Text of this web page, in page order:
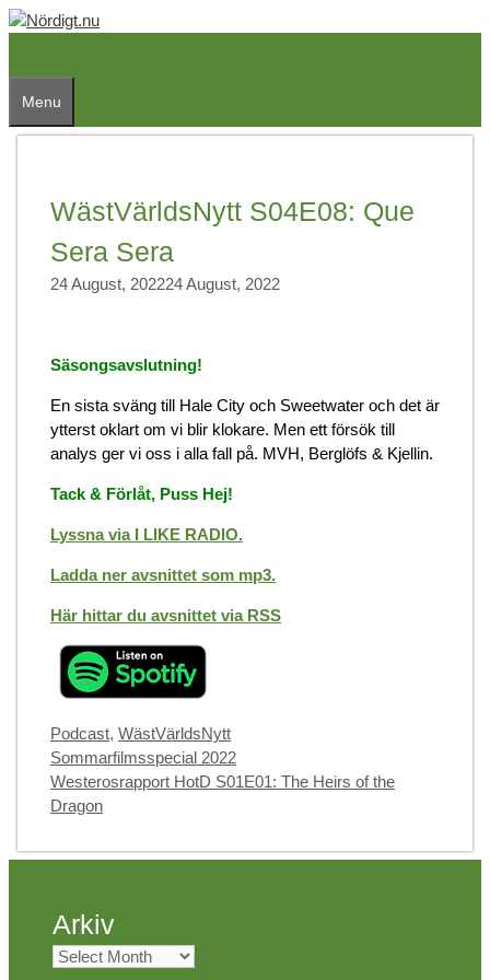
Skip
Menu
WästVärldsNytt S04E08: Que
Sera Sera
24 August, 202224 August, 2022
Säsongsavslutning!
En sista sväng till Hale City och Sweetwater och det är
ytterst oklart om vi blir klokare. Men ett försök till
analys ger vi oss i alla fall på. MVH, Berglöfs & Kjellin.
Tack & Förlåt, Puss Hej!
Lyssna via I LIKE RADIO.
Ladda ner avsnittet som mp3.
Här hittar du avsnittet via RSS
Categories
Podcast, WästVärldsNytt
Sommarfilmsspecial 2022
Westerosrapport HotD S01E01: The Heirs of the
Dragon
Arkiv
Arkiv